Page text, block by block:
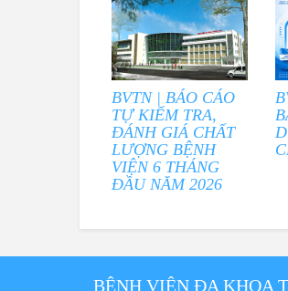
BVTN | BÁO CÁO
TỰ KIỂM TRA,
ĐÁNH GIÁ CHẤT
LƯỢNG BỆNH
VIỆN 6 THÁNG
ĐẦU NĂM 2026
BỆNH VIỆN ĐA KHOA